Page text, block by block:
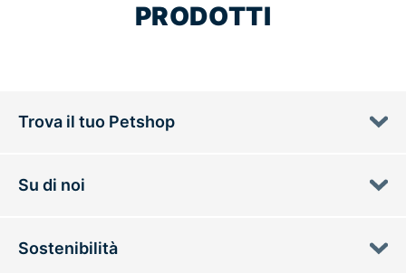
PRODOTTI
Trova il tuo Petshop
Su di noi
Sostenibilità